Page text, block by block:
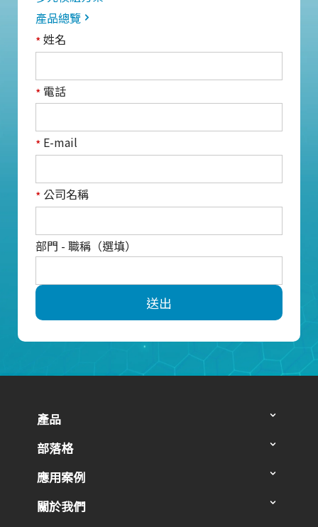
產品總覽
*姓名
* 電話
* E-mail
* 公司名稱
部門 - 職稱（選填）
送出
產品
部落格
應用案例
關於我們